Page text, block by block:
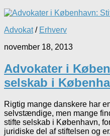
Advokat/ Erhverv
november 18, 2013
Advokater i
selskab i
Rigtig mange danskere har
selvstændige, men mange
stifte selskab i København,
juridiske del af stiftelsen og